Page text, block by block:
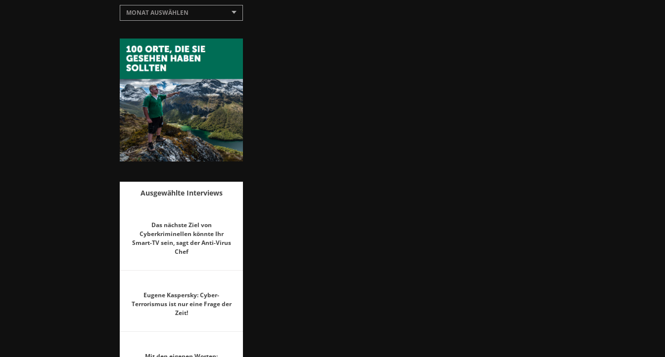
MONAT AUSWÄHLEN
Ausgewählte Interviews
Das nächste Ziel von
Cyberkriminellen könnte Ihr
Smart-TV sein, sagt der Anti-Virus
Chef
Eugene Kaspersky: Cyber-
Terrorismus ist nur eine Frage der
Zeit!